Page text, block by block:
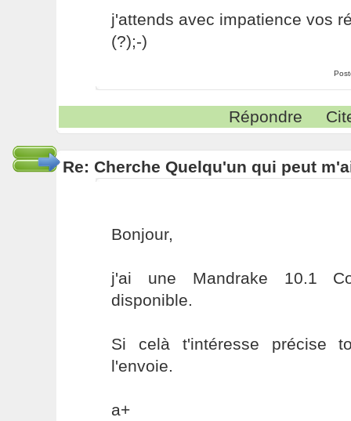
j'attends avec impatience vos
(?);-)
Répondre
Re: Cherche Quelqu'un qui peut
Bonjour,
j'ai une Mandrake 10.1
disponible.
Si celà t'intéresse précise
l'envoie.
a+